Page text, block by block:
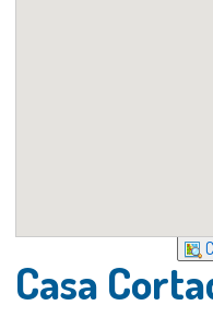
Casa